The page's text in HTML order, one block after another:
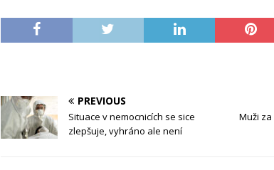
PREVIOUS
Situace v nemocnicích se sice
zlepšuje, vyhráno ale není
Muži